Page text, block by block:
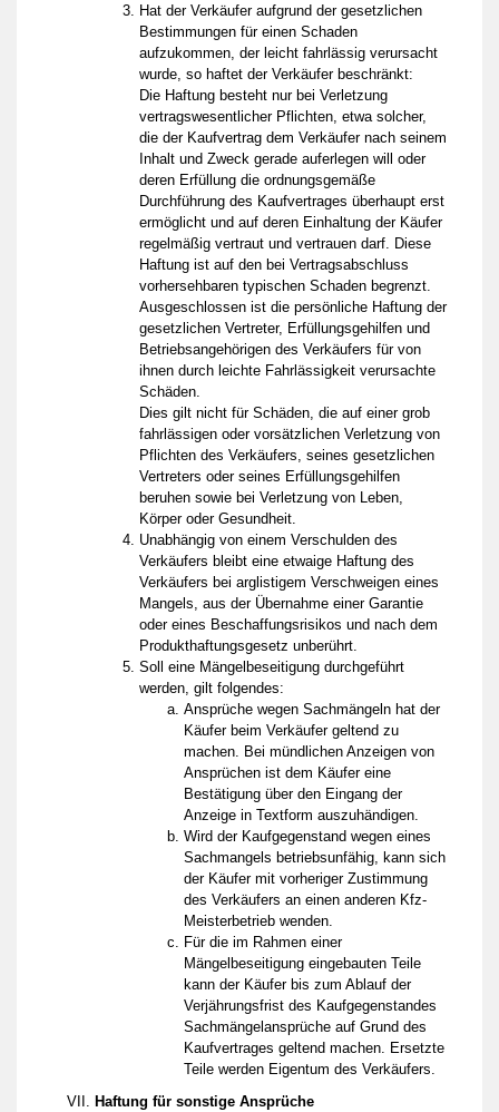
Hat der Verkäufer aufgrund der gesetzlichen
Bestimmungen für einen Schaden
aufzukommen, der leicht fahrlässig verursacht
wurde, so haftet der Verkäufer beschränkt:
Die Haftung besteht nur bei Verletzung
vertragswesentlicher Pflichten, etwa solcher,
die der Kaufvertrag dem Verkäufer nach seinem
Inhalt und Zweck gerade auferlegen will oder
deren Erfüllung die ordnungsgemäße
Durchführung des Kaufvertrages überhaupt erst
ermöglicht und auf deren Einhaltung der Käufer
regelmäßig vertraut und vertrauen darf. Diese
Haftung ist auf den bei Vertragsabschluss
vorhersehbaren typischen Schaden begrenzt.
Ausgeschlossen ist die persönliche Haftung der
gesetzlichen Vertreter, Erfüllungsgehilfen und
Betriebsangehörigen des Verkäufers für von
ihnen durch leichte Fahrlässigkeit verursachte
Schäden.
Dies gilt nicht für Schäden, die auf einer grob
fahrlässigen oder vorsätzlichen Verletzung von
Pflichten des Verkäufers, seines gesetzlichen
Vertreters oder seines Erfüllungsgehilfen
beruhen sowie bei Verletzung von Leben,
Körper oder Gesundheit.
Unabhängig von einem Verschulden des
Verkäufers bleibt eine etwaige Haftung des
Verkäufers bei arglistigem Verschweigen eines
Mangels, aus der Übernahme einer Garantie
oder eines Beschaffungsrisikos und nach dem
Produkthaftungsgesetz unberührt.
Soll eine Mängelbeseitigung durchgeführt
werden, gilt folgendes:
Ansprüche wegen Sachmängeln hat der
Käufer beim Verkäufer geltend zu
machen. Bei mündlichen Anzeigen von
Ansprüchen ist dem Käufer eine
Bestätigung über den Eingang der
Anzeige in Textform auszuhändigen.
Wird der Kaufgegenstand wegen eines
Sachmangels betriebsunfähig, kann sich
der Käufer mit vorheriger Zustimmung
des Verkäufers an einen anderen Kfz-
Meisterbetrieb wenden.
Für die im Rahmen einer
Mängelbeseitigung eingebauten Teile
kann der Käufer bis zum Ablauf der
Verjährungsfrist des Kaufgegenstandes
Sachmängelansprüche auf Grund des
Kaufvertrages geltend machen. Ersetzte
Teile werden Eigentum des Verkäufers.
Haftung für sonstige Ansprüche